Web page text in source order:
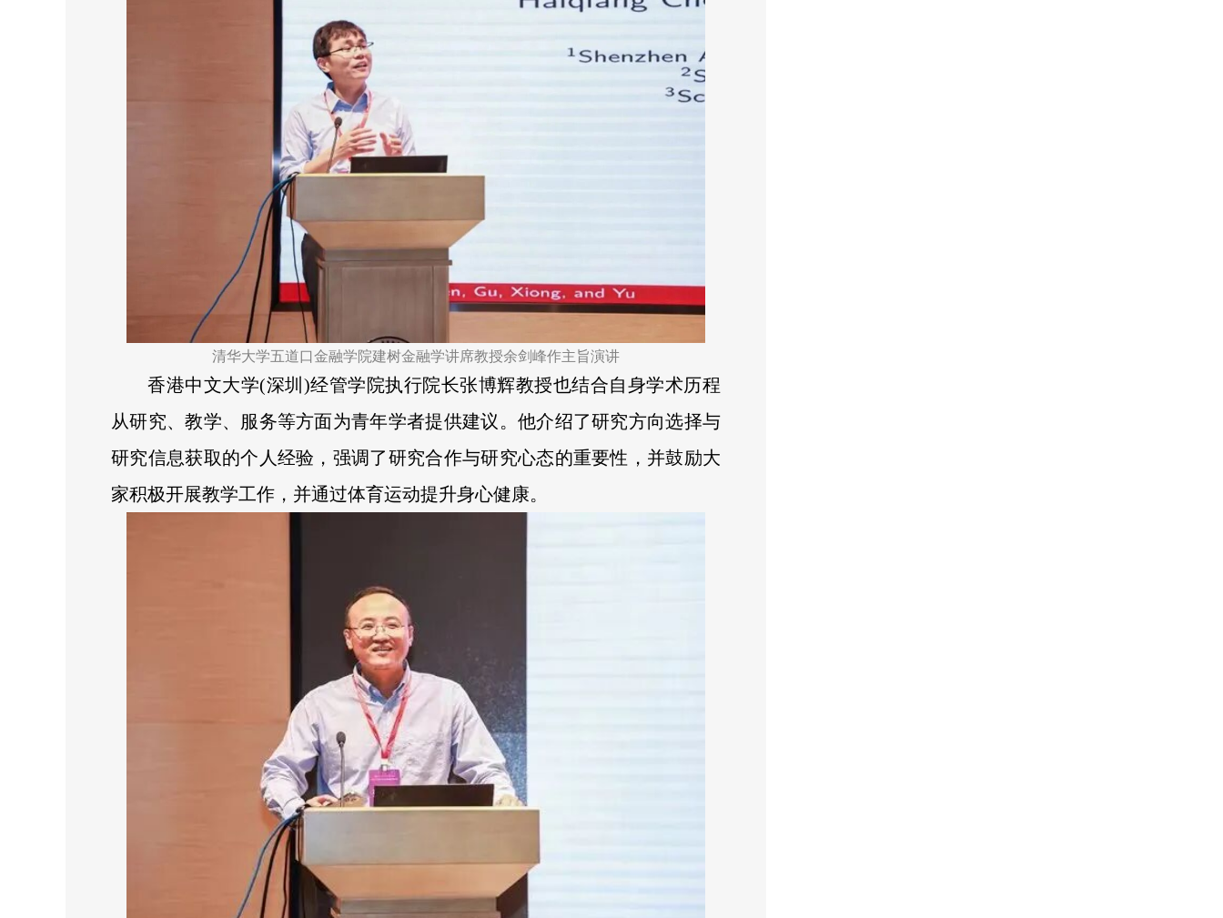
清华大学五道口金融学院建树金融学讲席教授余剑峰作主旨演讲
香港中文大学(深圳)经管学院执行院长张博辉教授也结合自身学术历程
从研究、教学、服务等方面为青年学者提供建议。他介绍了研究方向选择与
研究信息获取的个人经验，强调了研究合作与研究心态的重要性，并鼓励大
家积极开展教学工作，并通过体育运动提升身心健康。